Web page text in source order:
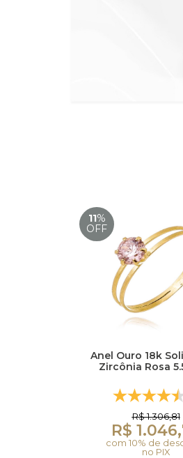
11%
OFF
Anel Ouro 18k
Zircônia Rosa
R$ 1.306,81
R$
com 10% de
no PIX